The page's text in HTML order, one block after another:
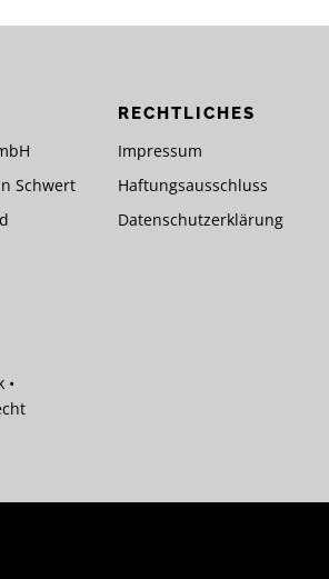
Schwert
•
RECHTLICHES
Impressum
Haftungsausschluss
Datenschutzerklärung